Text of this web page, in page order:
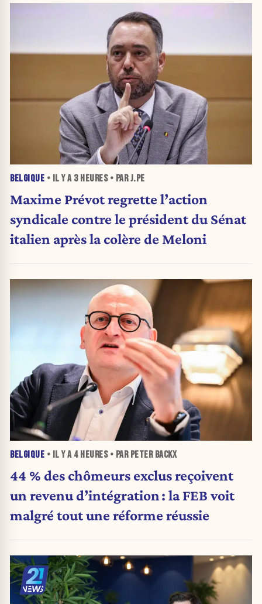
BELGIQUE • IL Y A 3 HEURES• PAR J.PE
Maxime Prévot regrette l’action
syndicale contre le président du Sénat
italien après la colère de Meloni
BELGIQUE • IL Y A 4 HEURES• PAR PETER BACKX
44 % des chômeurs exclus reçoivent
un revenu d’intégration : la FEB voit
malgré tout une réforme réussie